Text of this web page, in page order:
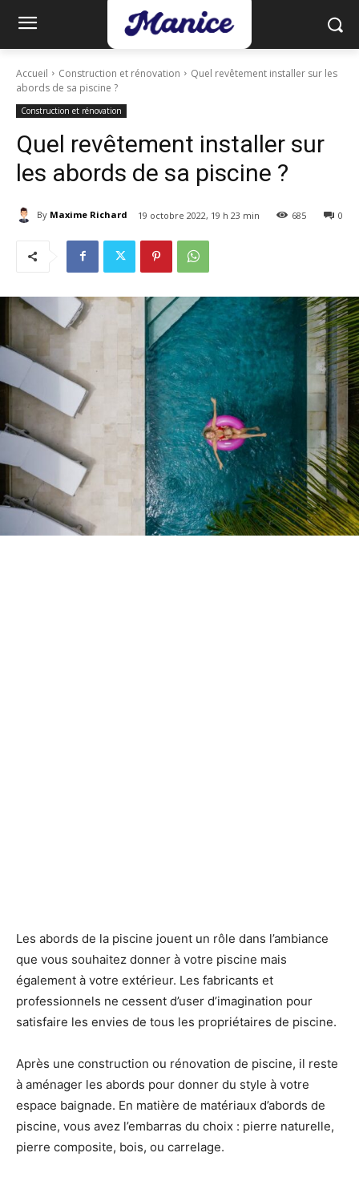
Accueil Construction et rénovation
Quel revêtement installer sur les
abords de sa piscine ?
Construction et rénovation
Quel revêtement installer sur
les abords de sa piscine ?
By Maxime Richard 19 octobre 2022, 19 h 23 min 0
685
Les abords de la piscine jouent un rôle dans l’ambiance
que vous souhaitez donner à votre piscine mais
également à votre extérieur. Les fabricants et
professionnels ne cessent d’user d’imagination pour
satisfaire les envies de tous les propriétaires de piscine.
Après une construction ou rénovation de piscine, il reste
à aménager les abords pour donner du style à votre
espace baignade. En matière de matériaux d’abords de
piscine, vous avez l’embarras du choix : pierre naturelle,
pierre composite, bois, ou carrelage.